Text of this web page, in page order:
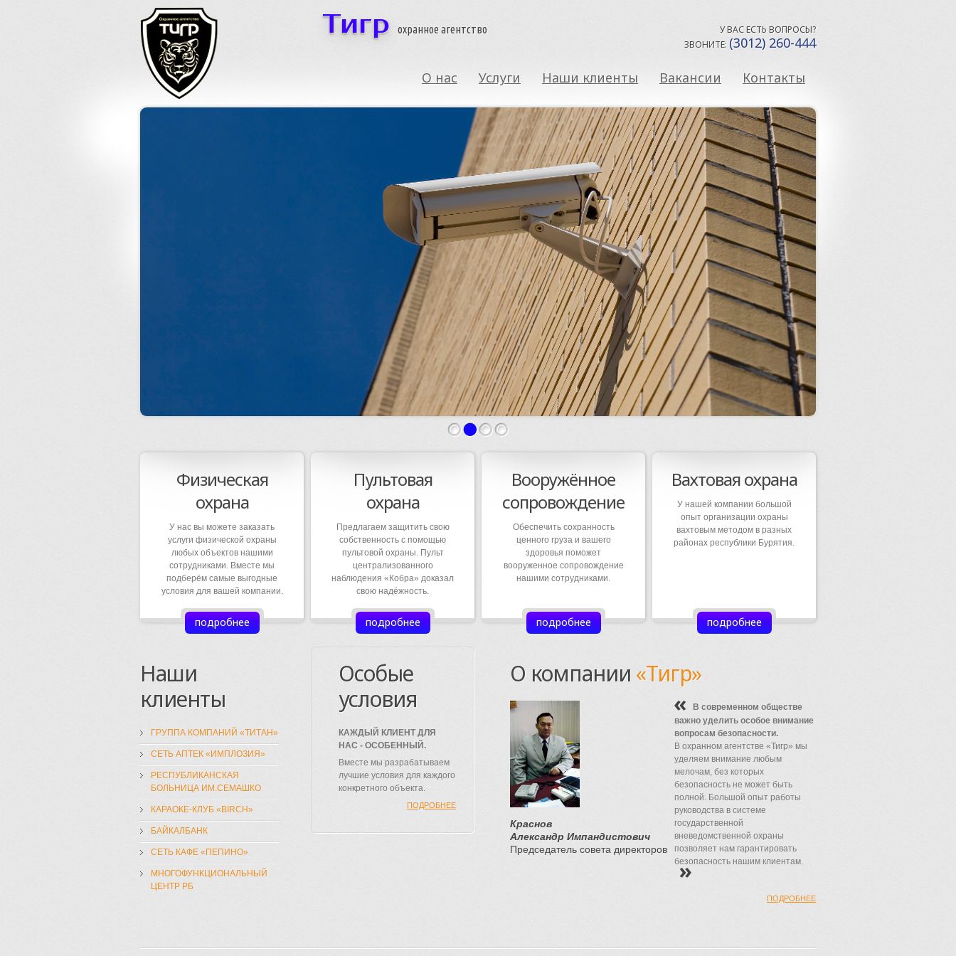
Тигр охранное агентство
У ВАС ЕСТЬ ВОПРОСЫ?
ЗВОНИТЕ: (3012) 260-444
О нас Услуги Наши клиенты Вакансии Контакты
Физическая
охрана
У нас вы можете заказать
услуги физической охраны
любых объектов нашими
сотрудниками. Вместе мы
подберём самые выгодные
условия для вашей компании.
подробнее
Пультовая
охрана
Предлагаем защитить свою
собственность с помощью
пультовой охраны. Пульт
централизованного
наблюдения «Кобра» доказал
свою надёжность.
подробнее
Вооружённое
сопровождение
Обеспечить сохранность
ценного груза и вашего
здоровья поможет
вооруженное сопровождение
нашими сотрудниками.
подробнее
Вахтовая охрана
У нашей компании большой
опыт организации охраны
вахтовым методом в разных
районах республики Бурятия.
подробнее
Наши
клиенты
ГРУППА КОМПАНИЙ «ТИТАН»
СЕТЬ АПТЕК «ИМПЛОЗИЯ»
РЕСПУБЛИКАНСКАЯ
БОЛЬНИЦА ИМ.СЕМАШКО
КАРАОКЕ-КЛУБ «BIRCH»
БАЙКАЛБАНК
СЕТЬ КАФЕ «ПЕПИНО»
МНОГОФУНКЦИОНАЛЬНЫЙ
ЦЕНТР РБ
Особые
условия
КАЖДЫЙ КЛИЕНТ ДЛЯ
НАС - ОСОБЕННЫЙ.
Вместе мы разрабатываем
лучшие условия для каждого
конкретного объекта.
ПОДРОБНЕЕ
О компании «Тигр»
Краснов
Александр Импандистович
Председатель совета директоров
В современном обществе
важно уделить особое внимание
вопросам безопасности.
В охранном агентстве «Тигр» мы
уделяем внимание любым
мелочам, без которых
безопасность не может быть
полной. Большой опыт работы
руководства в системе
государственной
вневедомственной охраны
позволяет нам гарантировать
безопасность нашим клиентам.
ПОДРОБНЕЕ